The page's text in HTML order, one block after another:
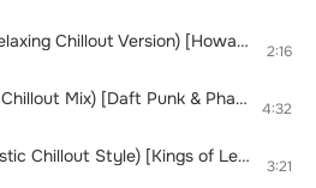
Jacob's Theme (Relaxing Chillout Version) [Howard Shore Cover] 2:16
Get Lucky (Bossa Chillout Mix) [Daft Punk & Pharrell Williams Cover] 4:32
Sex On Fire (Acoustic Chillout Style) [Kings of Leon Cover] 3:21